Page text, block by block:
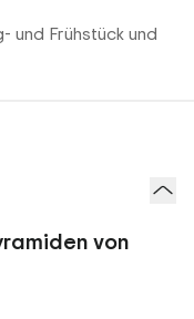
und Frühstück und
von